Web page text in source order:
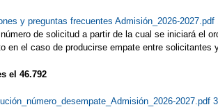
y preguntas frecuentes Admisión_2026-2027.pdf
de solicitud a partir de la cual se iniciará el
en el caso de producirse empate entre
el 46.792
2027.pdf